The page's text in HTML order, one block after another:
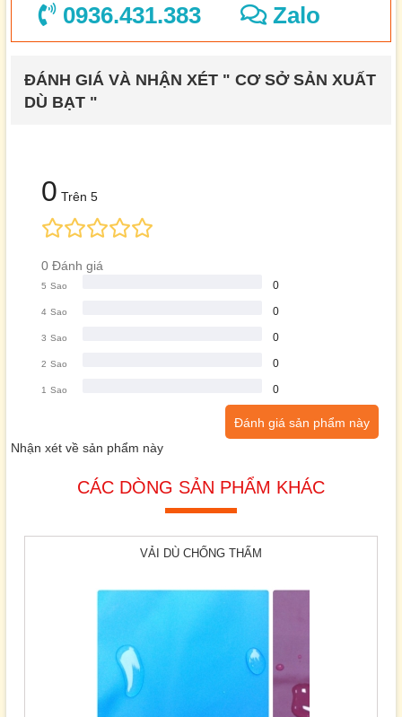
0936.431.383 Zalo
ĐÁNH GIÁ VÀ NHẬN XÉT " CƠ SỞ SẢN XUẤT
DÙ BẠT "
0 Trên 5
0 Đánh giá
5 Sao 0
4 Sao 0
3 Sao 0
2 Sao 0
1 Sao 0
Đánh giá sản phẩm này
Nhận xét về sản phẩm này
CÁC DÒNG SẢN PHẨM KHÁC
VẢI DÙ CHỐNG THẤM